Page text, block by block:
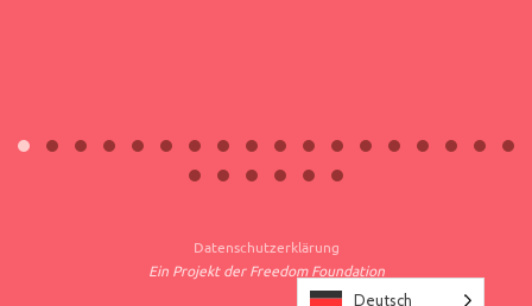
Datenschutzerklärung
Ein Projekt der Freedom Foundation
Deutsch